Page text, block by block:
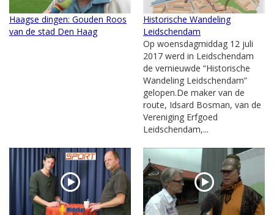
Haagse dingen: Gouden Roos
van de stad Den Haag
Historische Wandeling
Leidschendam
Op woensdagmiddag 12 juli
2017 werd in Leidschendam
de vernieuwde “Historische
Wandeling Leidschendam”
gelopen.De maker van de
route, Idsard Bosman, van de
Vereniging Erfgoed
Leidschendam,...